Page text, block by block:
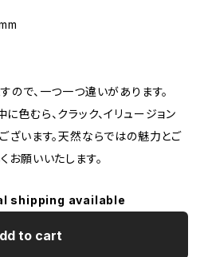
ので、一つ一つ違いがあります。
色むら、クラック、イリュージョン
ざいます。天然ならではの魅力とご
お願いいたします。
shipping available
to cart